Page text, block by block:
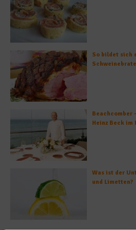
So bildet sich
Beachcomber
Heinz Beck
Was ist der
und Limetten?